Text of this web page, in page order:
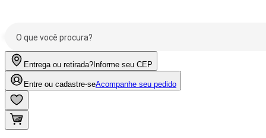
Entrega ou retirada? Informe seu CEP
Entre ou cadastre-seAcompanhe seu pedido